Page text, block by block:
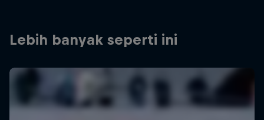
Lebih banyak seperti ini